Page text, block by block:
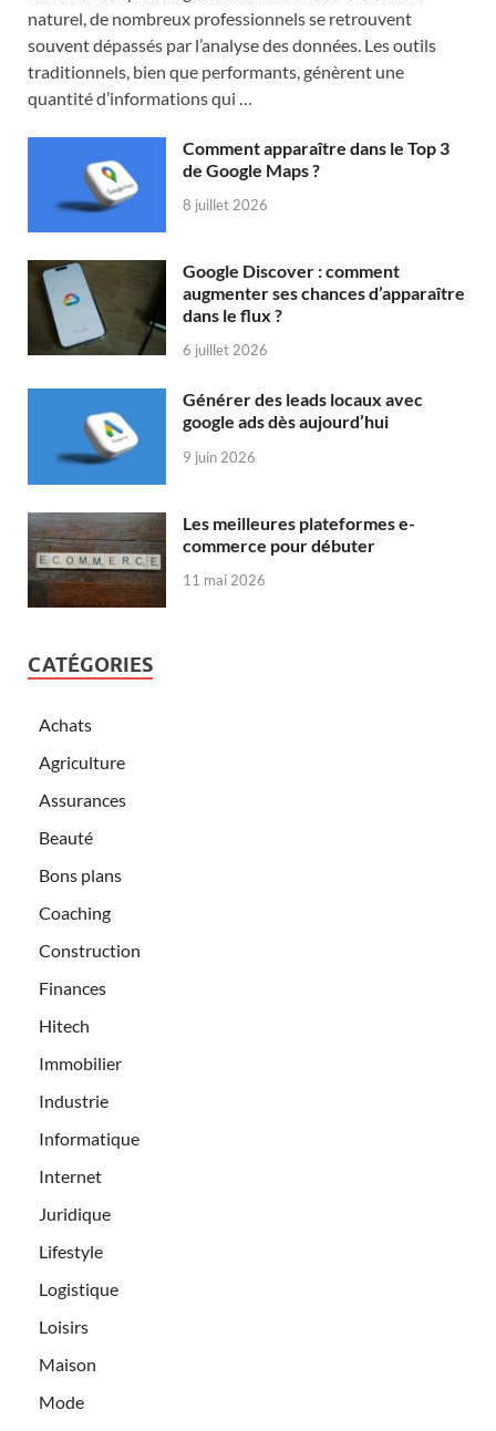
naturel, de nombreux professionnels se retrouvent
souvent dépassés par l’analyse des données. Les outils
traditionnels, bien que performants, génèrent une
quantité d’informations qui …
Comment apparaître dans le Top 3
de Google Maps ?
8 juillet 2026
Google Discover : comment
augmenter ses chances d’apparaître
dans le flux ?
6 juillet 2026
Générer des leads locaux avec
google ads dès aujourd’hui
9 juin 2026
Les meilleures plateformes e-
commerce pour débuter
11 mai 2026
CATÉGORIES
Achats
Agriculture
Assurances
Beauté
Bons plans
Coaching
Construction
Finances
Hitech
Immobilier
Industrie
Informatique
Internet
Juridique
Lifestyle
Logistique
Loisirs
Maison
Mode